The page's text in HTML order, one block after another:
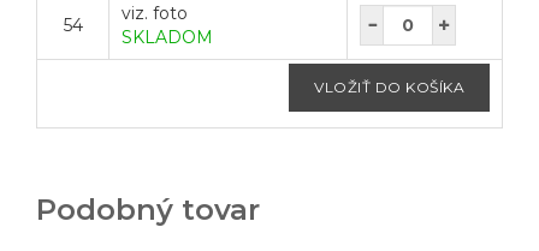
54
viz. foto
SKLADOM
Podobný tovar